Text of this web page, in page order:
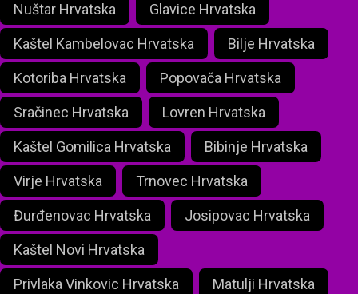
Nuštar Hrvatska Glavice Hrvatska
Kaštel Kambelovac Hrvatska Bilje Hrvatska
Kotoriba Hrvatska Popovača Hrvatska
Sračinec Hrvatska Lovren Hrvatska
Kaštel Gomilica Hrvatska Bibinje Hrvatska
Virje Hrvatska Trnovec Hrvatska
Đurđenovac Hrvatska Josipovac Hrvatska
Kaštel Novi Hrvatska
Privlaka Vinkovic Hrvatska Matulji Hrvatska